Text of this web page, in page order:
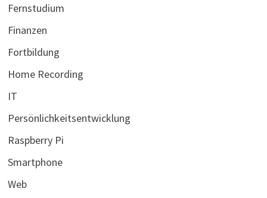
Fernstudium
Finanzen
Fortbildung
Home Recording
IT
Persönlichkeitsentwicklung
Raspberry Pi
Smartphone
Web